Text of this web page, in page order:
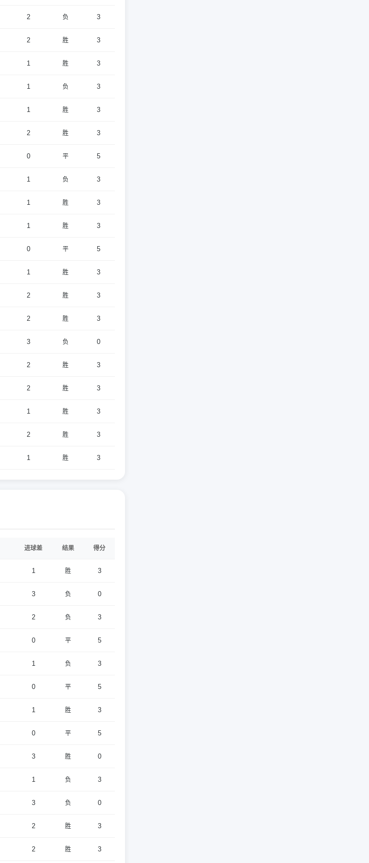
2 负 3
2 胜 3
1 胜 3
1 负 3
1 胜 3
2 胜 3
0 平 5
1 负 3
1 胜 3
1 胜 3
0 平 5
1 胜 3
2 胜 3
2 胜 3
3 负 0
2 胜 3
2 胜 3
1 胜 3
2 胜 3
1 胜 3
进球差 结果 得分
1 胜 3
3 负 0
2 负 3
0 平 5
1 负 3
0 平 5
1 胜 3
0 平 5
3 胜 0
1 负 3
3 负 0
2 胜 3
2 胜 3